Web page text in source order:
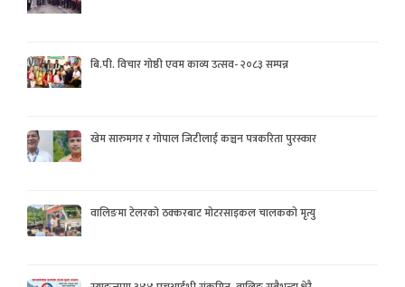
बि.पी. विचार गोष्ठी एवम काव्य उत्सव- २०८३ सम्पन्न
खेम सारुमगर र गोपाल जिटीलाई कञ्चन पत्रकरिता पुरस्कार
वालिङमा टेलरको ठक्करबाट मोटरसाइकल चालकको मृत्यु